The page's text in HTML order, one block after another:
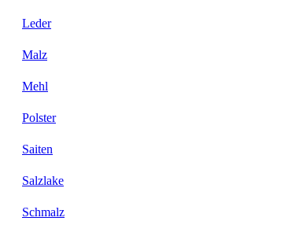
Leder
Malz
Mehl
Polster
Saiten
Salzlake
Schmalz